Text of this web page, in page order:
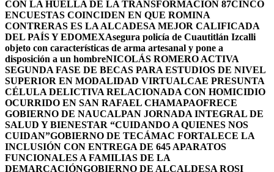
CON LA HUELLA DE LA TRANSFORMACIÓN 87CINCO
ENCUESTAS COINCIDEN EN QUE ROMINA
CONTRERAS ES LA ALCADESA MEJOR CALIFICADA
DEL PAÍS Y EDOMEXAsegura policía de Cuautitlán Izcalli
objeto con características de arma artesanal y pone a
disposición a un hombreNICOLÁS ROMERO ACTIVA
SEGUNDA FASE DE BECAS PARA ESTUDIOS DE NIVEL
SUPERIOR EN MODALIDAD VIRTUALCAE PRESUNTA
CÉLULA DELICTIVA RELACIONADA CON HOMICIDIO
OCURRIDO EN SAN RAFAEL CHAMAPAOFRECE
GOBIERNO DE NAUCALPAN JORNADA INTEGRAL DE
SALUD Y BIENESTAR “CUIDANDO A QUIENES NOS
CUIDAN”GOBIERNO DE TECÁMAC FORTALECE LA
INCLUSIÓN CON ENTREGA DE 645 APARATOS
FUNCIONALES A FAMILIAS DE LA
DEMARCACIÓNGOBIERNO DE ALCALDESA ROSI